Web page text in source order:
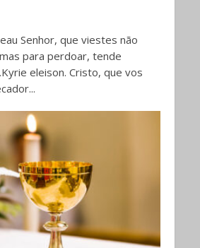
Senhor, que viestes não
para perdoar, tende
eleison. Cristo, que vos